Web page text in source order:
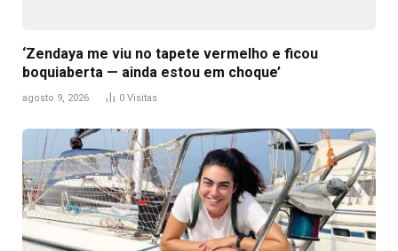
‘Zendaya me viu no tapete vermelho e ficou
boquiaberta — ainda estou em choque’
agosto 9, 2026 0 Visitas